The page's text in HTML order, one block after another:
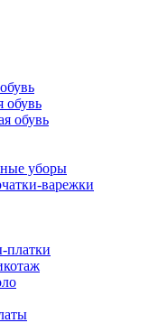
обувь
обувь
уборы
варежки